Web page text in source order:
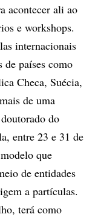
acontecer ali ao
e workshops.
internacionais
de países como
Checa, Suécia,
de uma
do
entre 23 e 31 de
que
de entidades
a partículas.
terá como